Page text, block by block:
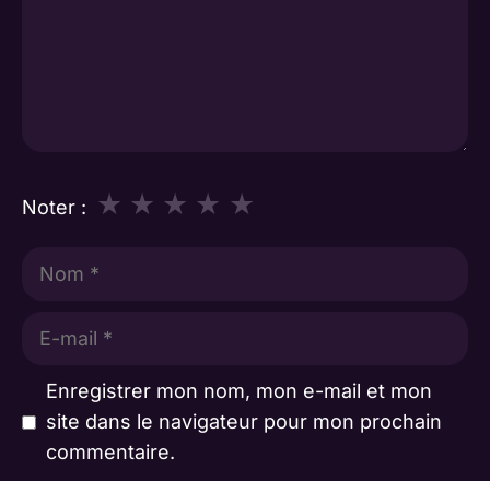
Noter : ★
★
★
★
★
Enregistrer mon nom, mon e-mail et mon
site dans le navigateur pour mon prochain
commentaire.